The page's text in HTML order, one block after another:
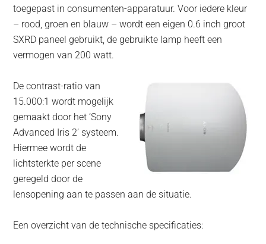
toegepast in consumenten-apparatuur. Voor iedere kleur
– rood, groen en blauw – wordt een eigen 0.6 inch groot
SXRD paneel gebruikt, de gebruikte lamp heeft een
vermogen van 200 watt.
De contrast-ratio van
15.000:1 wordt mogelijk
gemaakt door het ‘Sony
Advanced Iris 2’ systeem.
Hiermee wordt de
lichtsterkte per scene
geregeld door de
lensopening aan te passen aan de situatie.
Een overzicht van de technische specificaties: